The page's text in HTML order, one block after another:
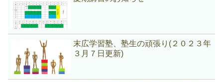
末広学習塾、塾生の頑張り(２０２３年
３月７日更新)